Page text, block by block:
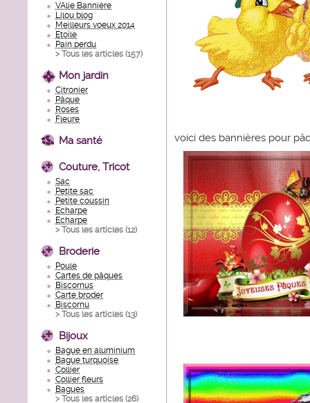
VAlie Bannière
Lilou blog
Meilleurs voeux 2014
Etoile
Pain perdu
> Tous les articles (157)
Mon jardin
Citronier
Pâque
Roses
Fleure
Ma santé
Couture, Tricot
Sac
Petite sac
Petite coussin
Echarpe
Echarpe
> Tous les articles (12)
Broderie
Poule
Cartes de pâques
Biscornus
Carte broder
Biscornu
> Tous les articles (13)
Bijoux
Bague en aluminium
Bague turquoise
Collier
Collier fleurs
Bagues
> Tous les articles (26)
voici des bannières pour